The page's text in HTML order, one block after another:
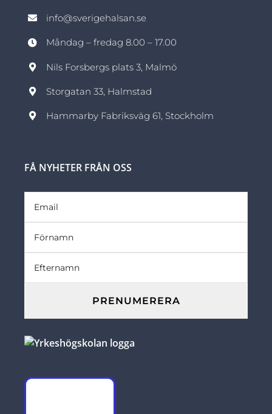
info@sverigehalsan.se
Måndag – fredag 8.00 – 17.00
Nils Forsbergs plats 3, Malmö
Storgatan 33, Halmstad
Hammarby Fabriksväg 61, Stockholm
FÅ NYHETER FRÅN OSS